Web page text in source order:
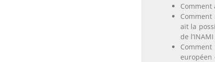
Comment
ait la
de
européen